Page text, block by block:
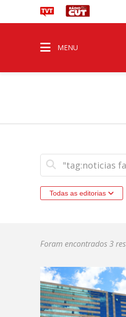
MENU
Todas as editorias
Foram encontrados 3